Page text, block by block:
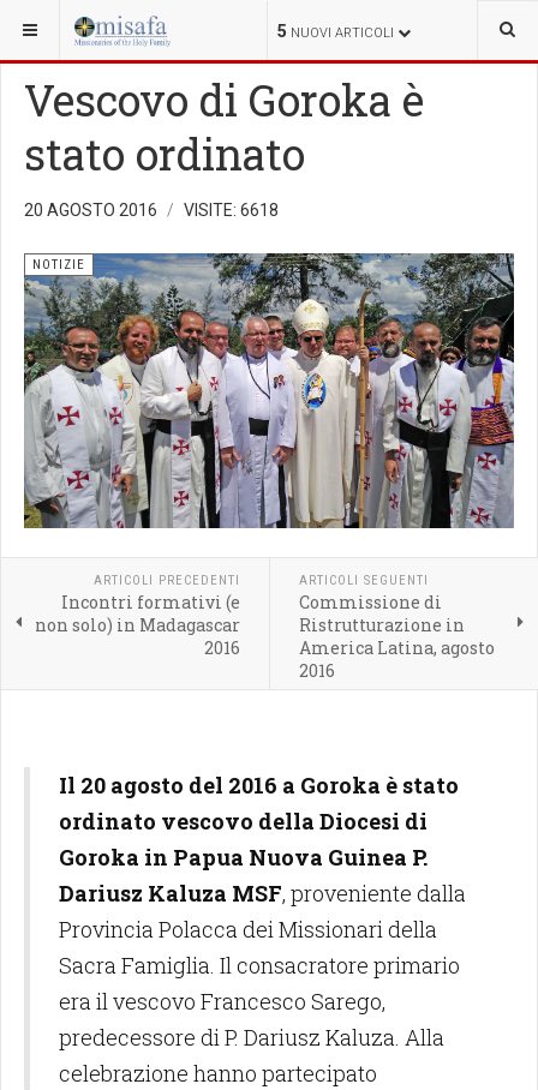
5 NUOVI ARTICOLI
SEI QUI:
Vescovo di Goroka è
stato ordinato
20 AGOSTO 2016 VISITE: 6618
NOTIZIE
ARTICOLI PRECEDENTI
Incontri formativi (e
non solo) in Madagascar
2016
ARTICOLI SEGUENTI
Commissione di
Ristrutturazione in
America Latina, agosto
2016
Il 20 agosto del 2016 a Goroka è stato
ordinato vescovo della Diocesi di
Goroka in Papua Nuova Guinea P.
Dariusz Kaluza MSF, proveniente dalla
Provincia Polacca dei Missionari della
Sacra Famiglia. Il consacratore primario
era il vescovo Francesco Sarego,
predecessore di P. Dariusz Kaluza. Alla
celebrazione hanno partecipato